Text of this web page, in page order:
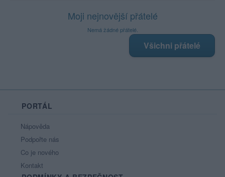
Moji nejnovější přátelé
Nemá žádné přátelé.
Všichni přátelé
PORTÁL
Nápověda
Podpořte nás
Co je nového
Kontakt